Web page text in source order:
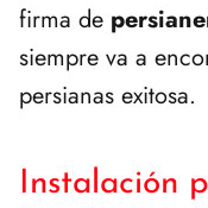
firma de
siempre va a
persianas exitosa.
Instalación